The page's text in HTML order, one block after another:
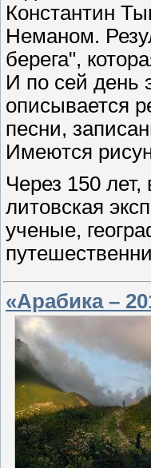
Константин
Неманом.
берега",
И по сей день
описывается
песни,
Имеются
Через 150
литовская
ученые,
«Арабика –